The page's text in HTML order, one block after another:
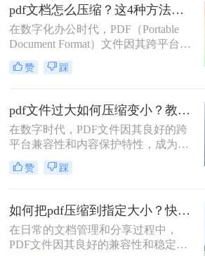
pdf文档怎么压缩？这4种方法教你轻松搞定！
在数字化办公时代，PDF（Portable
Document Format）文件因其跨平台兼
容性和内容保真度而被广泛使用。然
而，高清晰度的图像和复杂的排版设
仅增加了存储负担，也影响了文件在
网络上的传输速度。那么pdf文档怎么
压缩呢？本文将全面介绍PDF文档压
缩的方法，帮助你有效减小文件体
积，同时尽可能保持文档的阅读质量
和功能性。
赞 踩
pdf文件过大如何压缩变小？教你三种快速压缩的方法！
在数字时代，PDF文件因其良好的跨
平台兼容性和内容保护特性，成为了
文档传输和存储的重要格式。然而，
随着文档内容的丰富和图像质量的提
加，给存储、传输和分享带来不便。
因此，学会PDF文件过大如何压缩变
小显得尤为重要。本文将详细介绍几
种常用的PDF压缩方法，帮助您轻松
赞 踩
如何把pdf压缩到指定大小？快来试试这三种文件压缩的方法！
在日常的文档管理和分享过程中，
PDF文件因其良好的兼容性和稳定性